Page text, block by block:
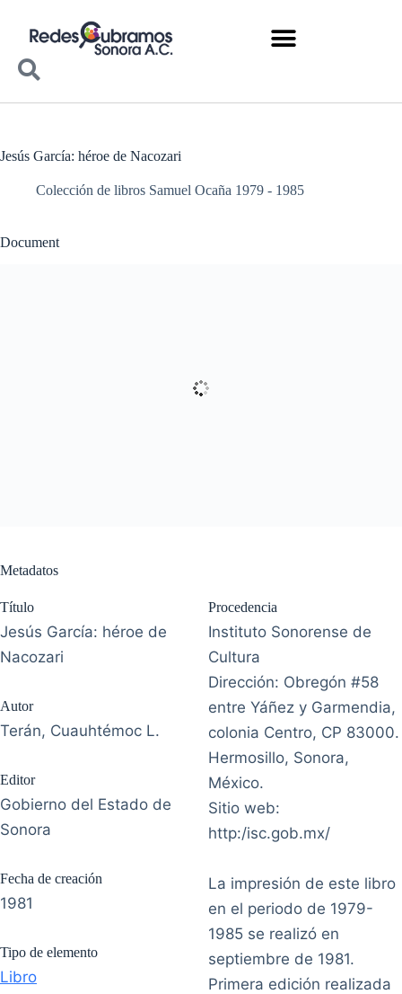
Jesús García: héroe de Nacozari
Colección de libros Samuel Ocaña 1979 - 1985
Document
Metadatos
Título
Jesús García: héroe de
Nacozari
Autor
Terán, Cuauhtémoc L.
Editor
Gobierno del Estado de
Sonora
Fecha de creación
1981
Tipo de elemento
Libro
Procedencia
Instituto Sonorense de
Cultura
Dirección: Obregón #58
entre Yáñez y Garmendia,
colonia Centro, CP 83000.
Hermosillo, Sonora,
México.
Sitio web:
http:/isc.gob.mx/
La impresión de este libro
en el periodo de 1979-
1985 se realizó en
septiembre de 1981.
Primera edición realizada